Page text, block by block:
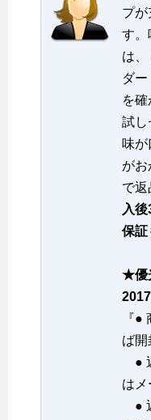
プ
す。
は、
ダ
を
試し
味が
がお
で返
入
保証
★優
『●
ば開
●
はメ
●